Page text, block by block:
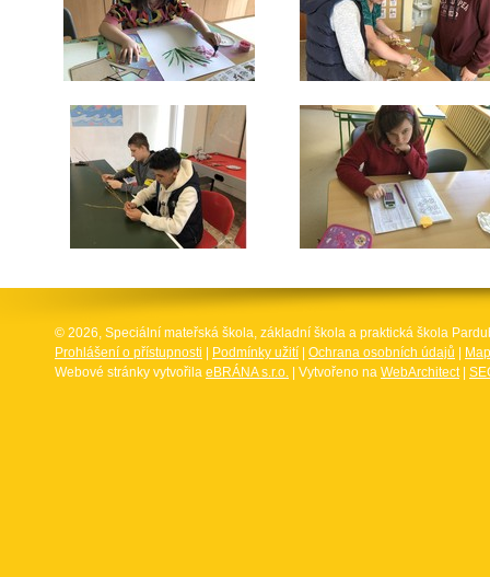
© 2026, Speciální mateřská škola, základní škola a praktická škola
Prohlášení o přístupnosti
Podmínky užití Ochrana osobních údajů
Webové stránky vytvořila eBRÁNA s.r.o. | Vytvořeno na WebArchitect|